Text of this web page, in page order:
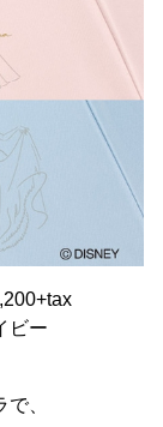
ビー
、